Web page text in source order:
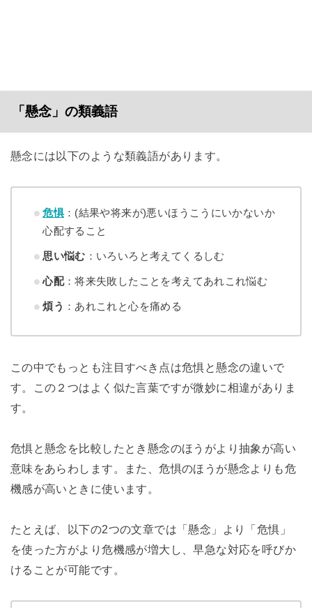
「懸念」の類義語
懸念には以下のような類義語があります。
危惧：(結果や将来が)悪いほうこうにいかないか
心配すること
思い悩む ：いろいろと考えてくるしむ
心配：将来失敗したことを考えてあれこれ悩む
煩う ：あれこれと心を痛める
この中でもっとも注目すべき点は危惧と懸念の違いで
す。この２つはよく似た言葉ですが微妙に相違がありま
す。
危惧と懸念を比較したとき懸念のほうがより抽象が高い
意味をあらわします。また、危惧のほうが懸念よりも危
機感が高いときに使います。
たとえば、以下の2つの文章では「懸念」より「危惧」
を使った方がより危機感が増大し、早急な対応を呼びか
けることが可能です。